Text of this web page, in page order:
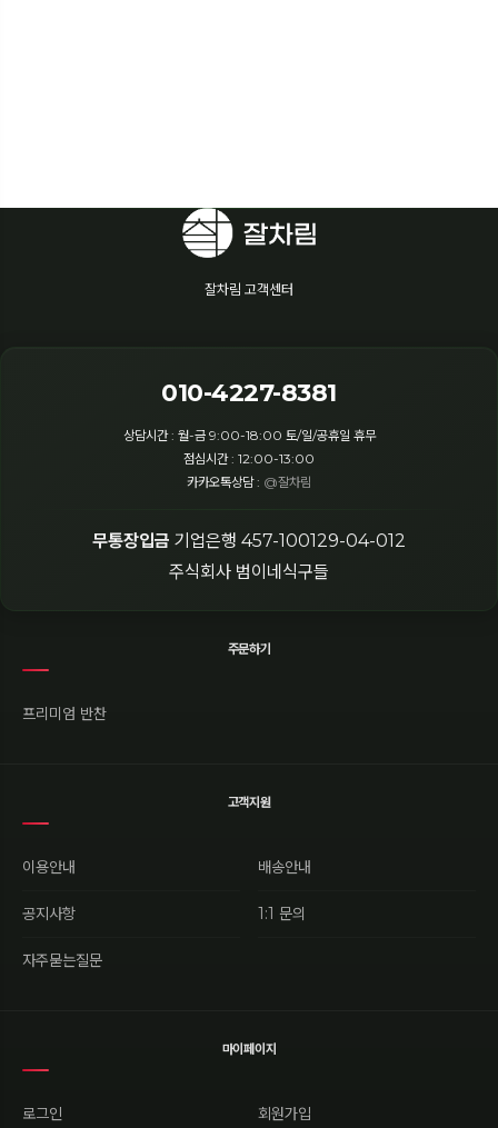
잘차림 고객센터
010-4227-8381
상담시간 : 월-금 9:00-18:00 토/일/공휴일 휴무
점심시간 : 12:00-13:00
카카오톡상담 : @잘차림
무통장입금 기업은행 457-100129-04-012
주식회사 범이네식구들
주문하기
프리미엄 반찬
고객지원
이용안내 배송안내
공지사항 1:1 문의
자주묻는질문
마이페이지
로그인 회원가입